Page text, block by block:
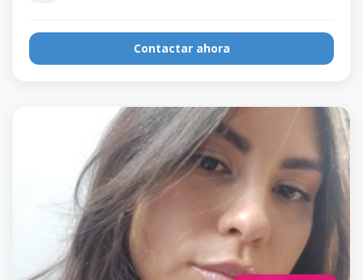
Contactar ahora